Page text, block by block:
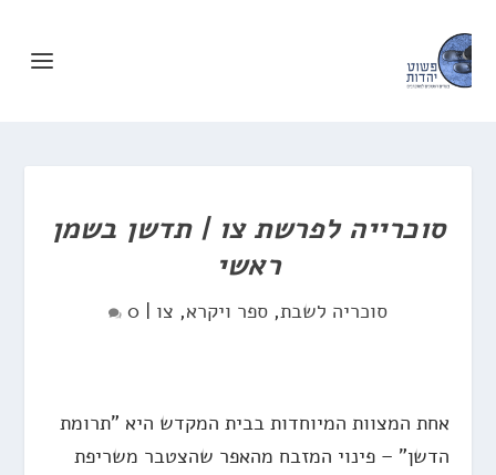
סוכרייה לפרשת צו | תדשן בשמן
ראשי
סוכריה לשבת, ספר ויקרא, צו |
0
אחת המצוות המיוחדות בבית המקדש היא "תרומת
הדשן" – פינוי המזבח מהאפר שהצטבר משריפת